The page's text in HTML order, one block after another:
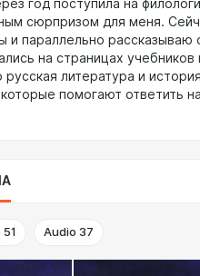
год поступила на
сюрпризом для меня.
и параллельно рассказываю
на страницах
русская литература и
помогают ответить
51 Audio 37